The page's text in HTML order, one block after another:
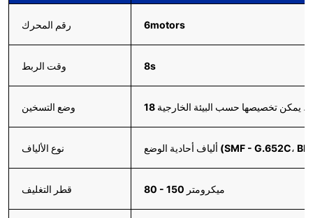
رقم المحرك 6motors
وقت الربط 8s
وضع التسخين يمكن تخصيصها حسب البيئة الخارجية
نوع الألياف
قطر التغليف 80 - 150 ميكرومتر